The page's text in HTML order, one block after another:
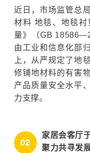
近日，市场监管总
材料 地毯、地毯衬
量》（GB
由工业和信息化部
上，从严规定了地
修铺地材料的有害
产品质量安全水平
力支撑。
02
家居会客厅
聚力共寻发